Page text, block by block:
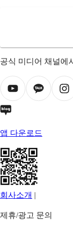
공식 미디어 채널에
앱 다운로드
회사소개 |
제휴/광고 문의